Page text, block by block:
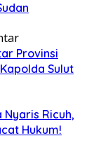
Provinsi
Sulut
Nyaris Ricuh,
Hukum!